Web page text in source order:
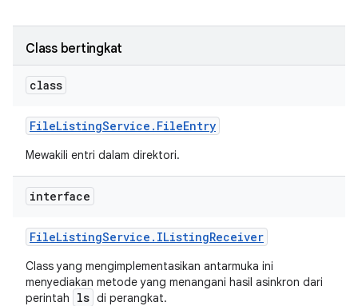
Class bertingkat
class
FileListingService . FileEntry
Mewakili entri dalam direktori.
interface
FileListingService . IListingReceiver
Class yang mengimplementasikan antarmuka ini
menyediakan metode yang menangani hasil asinkron dari
perintah
ls di perangkat.